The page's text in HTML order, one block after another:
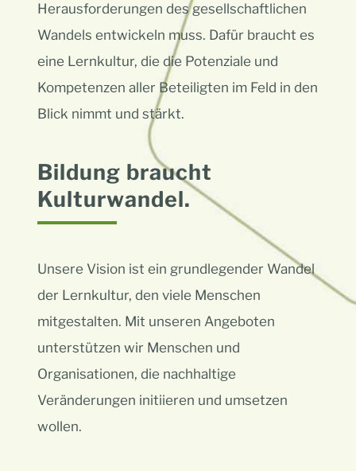
Herausforderungen des gesellschaftlichen
Wandels entwickeln muss. Dafür braucht es
eine Lernkultur, die die Potenziale und
Kompetenzen aller Beteiligten im Feld in den
Blick nimmt und stärkt.
Bildung braucht
Kulturwandel.
Unsere Vision ist ein grundlegender Wandel
der Lernkultur, den viele Menschen
mitgestalten. Mit unseren Angeboten
unterstützen wir Menschen und
Organisationen, die nachhaltige
Veränderungen initiieren und umsetzen
wollen.